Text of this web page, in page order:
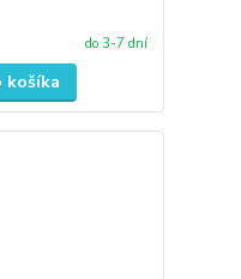
do 3-7 dní
košíka